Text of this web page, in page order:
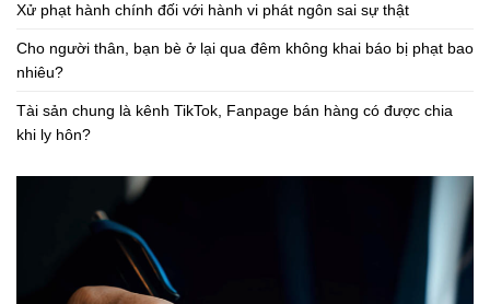
Xử phạt hành chính đối với hành vi phát ngôn sai sự thật
Cho người thân, bạn bè ở lại qua đêm không khai báo bị phạt bao
nhiêu?
Tài sản chung là kênh TikTok, Fanpage bán hàng có được chia
khi ly hôn?